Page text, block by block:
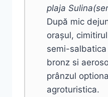
plaja
După mic
orașul,
semi-
bronz si
prânzul
agroturistica.